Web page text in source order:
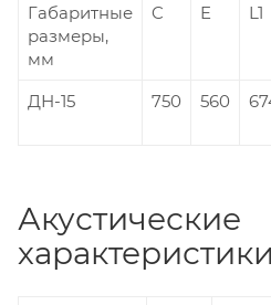
Габаритные
размеры,
мм
C E L1
ДН-15 750 560
Акустические
характеристики